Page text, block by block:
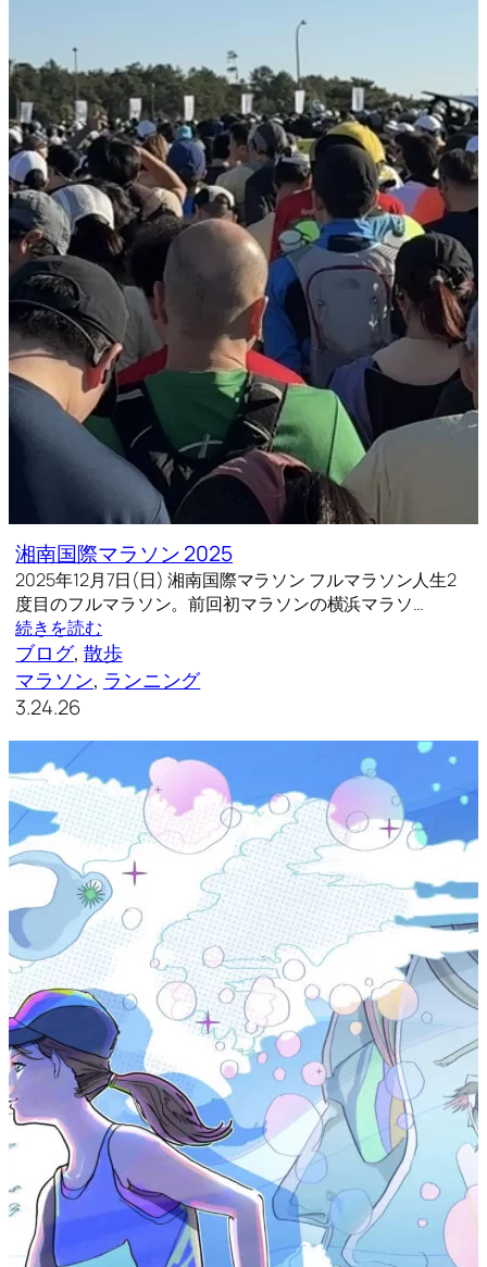
湘南国際マラソン 2025
2025年12月7日(日) 湘南国際マラソン フルマラソン人生2
度目のフルマラソン。前回初マラソンの横浜マラソ…
続きを読む
ブログ, 散歩
マラソン, ランニング
3.24.26